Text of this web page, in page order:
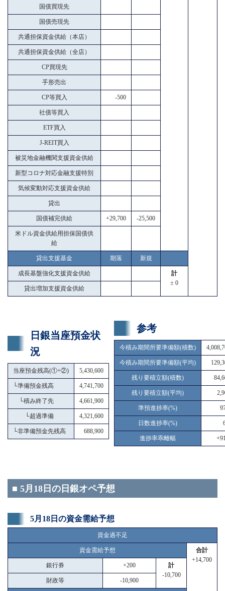
国債買現先
国債売現先
共通担保資金供給（本店）
共通担保資金供給（全店）
CP買現先
手形売出
CP等買入 -500
社債等買入
ETF買入
J-REIT買入
被災地金融機関支援資金供給
新型コロナ対応金融支援特別
気候変動対応支援資金供給
貸出
国債補完供給 +29,700 -25,500
米ドル資金供給用担保国債供
給
貸出支援基金 期落 新規
成長基盤強化支援資金供給
計
± 0
貸出増加支援資金供給
日銀当座預金状
況
当座預金残高(①+②) 5,430,600
└準備預金残高 4,741,700
└積み終了先 4,661,900
└超過準備 4,321,600
└非準備預金先残高 688,900
参考
今積み期間所要準備額(積数)
今積み期間所要準備額(平均)
残り要積立額(積数)
残り要積立額(平均)
準預進捗率(%)
日数進捗率(%)
進捗率乖離幅
■ 5月18日の日銀オペ予想
5月18日の資金需給予想
資金過不足
資金需給予想
合計
+14,700
銀行券 +200
計
-10,700
財政等 -10,900